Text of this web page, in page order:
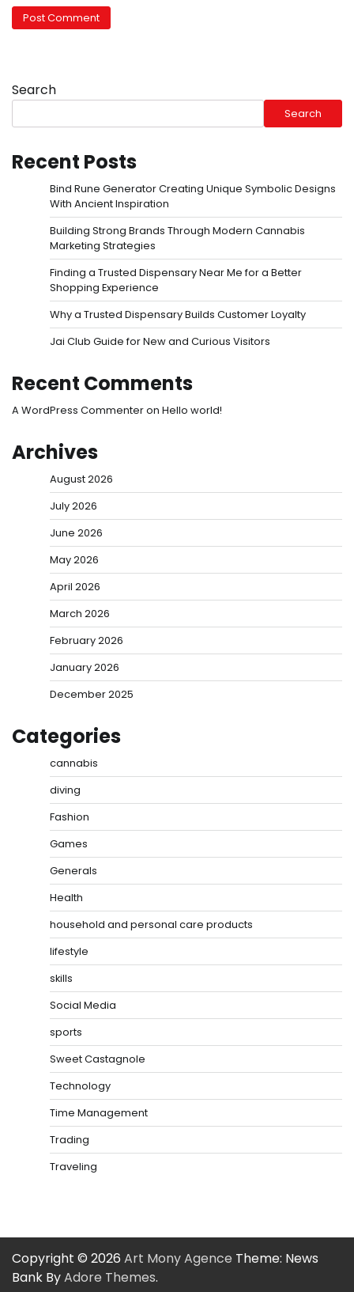
Search
Search
Recent Posts
Bind Rune Generator Creating Unique Symbolic Designs
With Ancient Inspiration
Building Strong Brands Through Modern Cannabis
Marketing Strategies
Finding a Trusted Dispensary Near Me for a Better
Shopping Experience
Why a Trusted Dispensary Builds Customer Loyalty
Jai Club Guide for New and Curious Visitors
Recent Comments
A WordPress Commenteron Hello world!
Archives
August 2026
July 2026
June 2026
May 2026
April 2026
March 2026
February 2026
January 2026
December 2025
Categories
cannabis
diving
Fashion
Games
Generals
Health
household and personal care products
lifestyle
skills
Social Media
sports
Sweet Castagnole
Technology
Time Management
Trading
Traveling
Copyright © 2026 Art Mony Agence Theme: News
Bank ByAdore Themes.